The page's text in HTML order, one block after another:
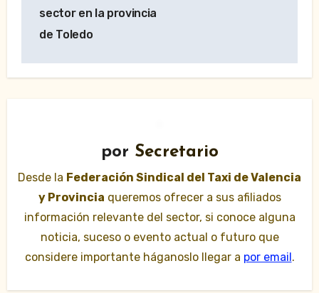
sector en la provincia
de Toledo
por Secretario
Desde la Federación Sindical del Taxi de Valencia
y Provincia queremos ofrecer a sus afiliados
información relevante del sector, si conoce alguna
noticia, suceso o evento actual o futuro que
considere importante háganoslo llegar a por email .